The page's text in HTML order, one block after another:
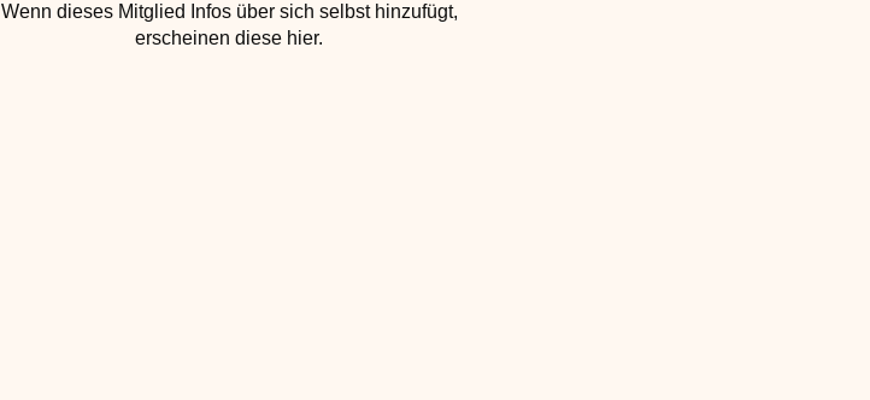
Wenn dieses Mitglied Infos über sich selbst hinzufügt,
erscheinen diese hier.